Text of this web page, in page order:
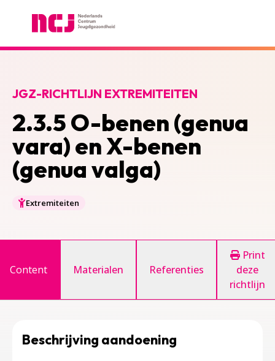
2.3.5 O-benen (genua
vara) en X-benen
(genua valga)
JGZ-RICHTLIJN EXTREMITEITEN
Extremiteiten
Content Materialen Referenties
Print
deze
richtlijn
Beschrijving aandoening